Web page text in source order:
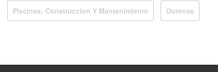
Piscinas: Construccion Y Mantenimiento Ourense